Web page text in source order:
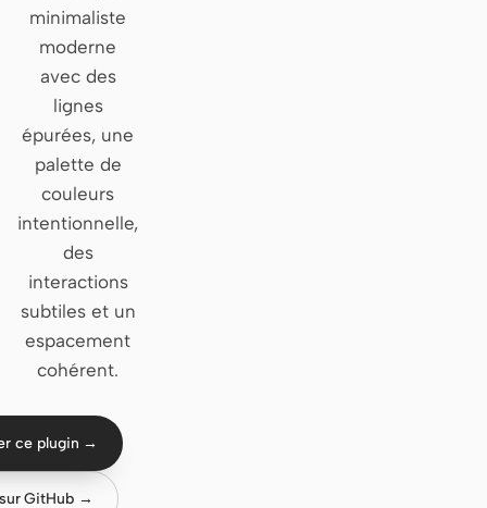
Cursor Agent
OpenCode
Gemini CLI
GitHub Copilot CLI
Qwen Code
Grok Build
Kimi CLI
DeepSeek TUI
Trae CLI
Aider
minimaliste
moderne
avec des
lignes
épurées, une
palette de
couleurs
intentionnelle,
des
interactions
subtiles et un
espacement
cohérent.
ce plugin →
GitHub →